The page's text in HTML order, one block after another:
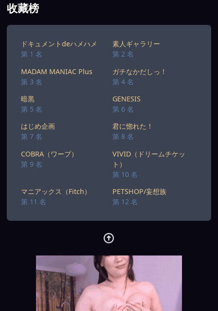
收藏榜
ドキュメントdeハメハメ
第 1 名
素人ギャラリー
第 2 名
MADAM MANIAC Plus
第 3 名
ガチなかだしっ！
第 4 名
暗黒
第 5 名
GENESIS
第 6 名
はじめ企画
第 7 名
君に惚れた！
第 8 名
COBRA（ワープ）
第 9 名
VIVID（ドリームチケッ
ト）
第 10 名
マニアックス（Fitch）
第 11 名
PETSHOP/妄想族
第 12 名